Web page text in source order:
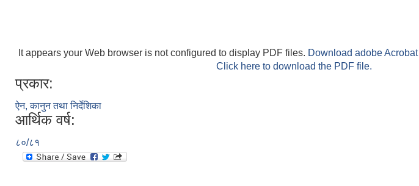
It appears your Web browser is not configured to display PDF files. Download adobe Acrobat
Click here to download the PDF file.
प्रकार:
ऐन, कानुन तथा निर्देशिका
आर्थिक वर्ष:
८०/८१